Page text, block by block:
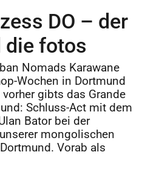
DO – der
fotos
Nomads Karawane
Wochen in Dortmund
gibts das Grande
Schluss-Act mit dem
Bator bei der
mongolischen
Vorab als